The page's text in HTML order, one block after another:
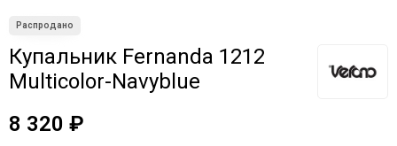
Купальник Fernanda 1212
Multicolor-Navyblue
8 320 ₽